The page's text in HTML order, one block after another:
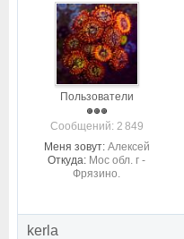
Пользователи
Cообщений: 2 849
Меня зовут: Алексей
Откуда: Мос обл. г -
Фрязино.
kerla